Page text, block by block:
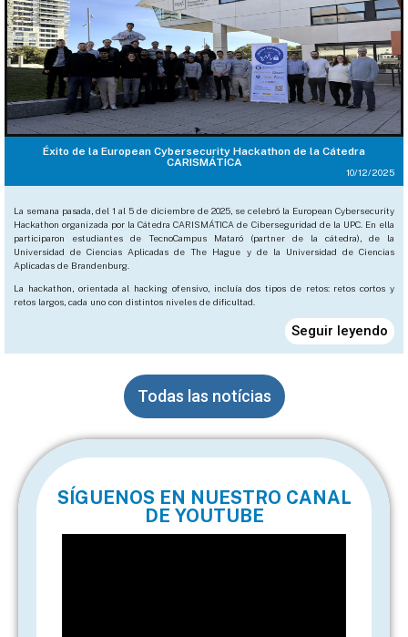
Éxito de la European Cybersecurity Hackathon de la Cátedra
CARISMÁTICA
10/12/2025
La semana pasada, del 1 al 5 de diciembre de 2025, se celebró la European Cybersecurity
Hackathon organizada por la Cátedra CARISMÁTICA de Ciberseguridad de la UPC. En ella
participaron estudiantes de TecnoCampus Mataró (partner de la cátedra), de la
Universidad de Ciencias Aplicadas de The Hague y de la Universidad de Ciencias
Aplicadas de Brandenburg.
La hackathon, orientada al hacking ofensivo, incluía dos tipos de retos: retos cortos y
retos largos, cada uno con distintos niveles de dificultad.
Seguir leyendo
Todas las notícias​
SÍGUENOS EN NUESTRO CANAL
DE YOUTUBE